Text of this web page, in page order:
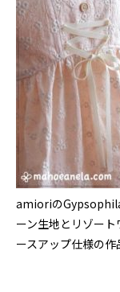
amioriの
ーン生地とリゾー
ースアップ仕様の作